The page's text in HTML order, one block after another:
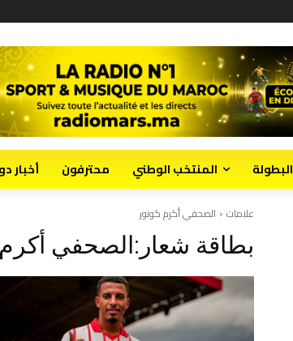
البطولة المنتخب الوطني محترفون أخبار
علامات الصحفي أكرم كونور
بطاقة شعار:الصحفي أكرم